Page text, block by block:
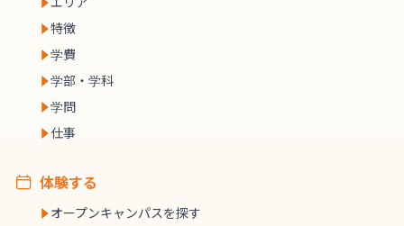
特徴
学費
学部・学科
学問
仕事
体験する
オープンキャンパスを探す